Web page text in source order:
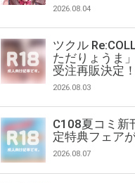
2026.08.04
ツクル
ただりょうま
受注再販決定！
2026.08.03
C108夏コミ新
定特典フェア
2026.08.07